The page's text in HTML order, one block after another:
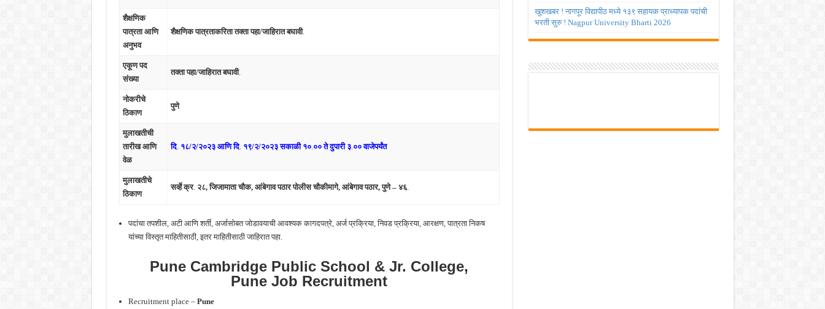
शैक्षणिक
पात्रता आणि
अनुभव
शैक्षणिक पात्रताकरिता तक्ता पहा/जाहिरात बघावी.
एकूण पद
संख्या
तक्ता पहा/जाहिरात बघावी.
नोकरीचे
ठिकाण
पुणे
मुलाखतीची
तारीख आणि
वेळ
दि.१८/२/२०२३ आणि दि. १९/२/२०२३ सकाळी १०.०० ते दुपारी ३.०० वाजेपर्यंत
मुलाखतीचे
ठिकाण
सर्व्हे क्र. २८, जिजामाता चौक, आंबेगाव पठार पोलीस चौकीमागे, आंबेगाव पठार, पुणे – ४६.
पदांचा तपशील, अटी आणि शर्ती, अर्जासोबत जोडावयाची आवश्यक कागदपत्रे, अर्ज प्रक्रिया, निवड प्रक्रिया, आरक्षण, पात्रता निकष
यांच्या विस्तृत माहितीसाठी, इतर माहितीसाठी जाहिरात पहा.
Pune Cambridge Public School & Jr. College,
Pune Job Recruitment
Recruitment place – Pune
खुशखबर ! नागपूर विद्यापीठ मध्ये १३९ सहायक प्राध्यापक पदांची
भरती सुरु ! Nagpur University Bharti 2026